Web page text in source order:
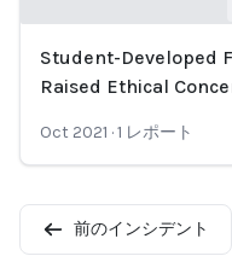
Loading...
Student-Developed
Raised Ethical
Oct 2021 ·1 レポート
前のインシデント